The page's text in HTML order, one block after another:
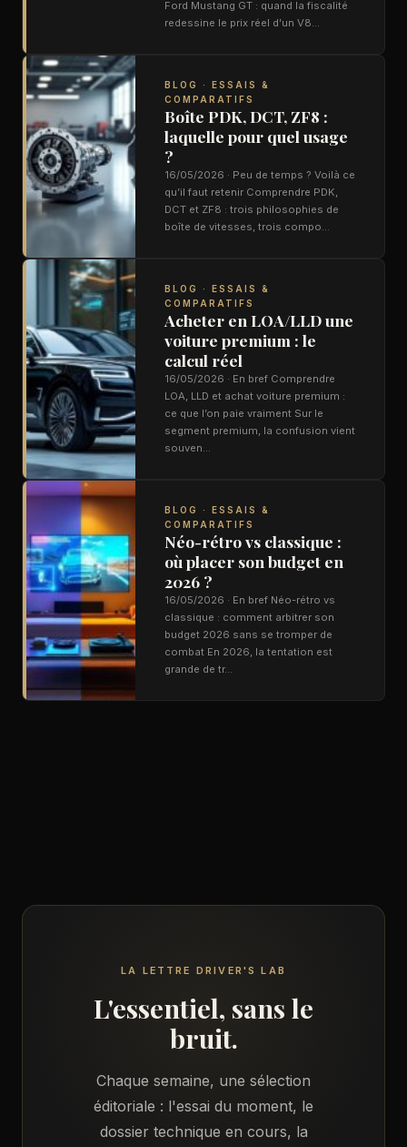
Ford Mustang GT : quand la fiscalité
redessine le prix réel d’un V8…
BLOG · ESSAIS &
COMPARATIFS
Boîte PDK, DCT, ZF8 :
laquelle pour quel usage
?
16/05/2026 · Peu de temps ? Voilà ce
qu’il faut retenir Comprendre PDK,
DCT et ZF8 : trois philosophies de
boîte de vitesses, trois compo…
BLOG · ESSAIS &
COMPARATIFS
Acheter en LOA/LLD une
voiture premium : le
calcul réel
16/05/2026 · En bref Comprendre
LOA, LLD et achat voiture premium :
ce que l’on paie vraiment Sur le
segment premium, la confusion vient
souven…
BLOG · ESSAIS &
COMPARATIFS
Néo-rétro vs classique :
où placer son budget en
2026 ?
16/05/2026 · En bref Néo-rétro vs
classique : comment arbitrer son
budget 2026 sans se tromper de
combat En 2026, la tentation est
grande de tr…
LA LETTRE DRIVER'S LAB
L'essentiel, sans le
bruit.
Chaque semaine, une sélection
éditoriale : l'essai du moment, le
dossier technique en cours, la